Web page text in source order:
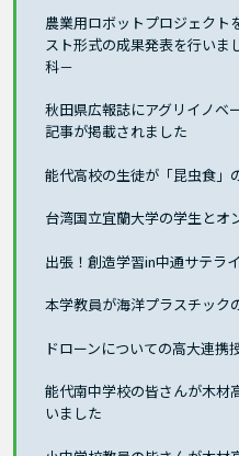
農業用ロボットプロジェクト
スト形式の成果発表を行いま
科－
秋田県広報誌にアグリイノベ
記事が掲載されました
能代高校の生徒が「昆虫食」
台湾国立宜蘭大学の学生とオ
出張！創造学習in中通サテラ
本学教員が海洋プラスチック
ドローンについての高大連携
能代南中学校の皆さんが木材
いました